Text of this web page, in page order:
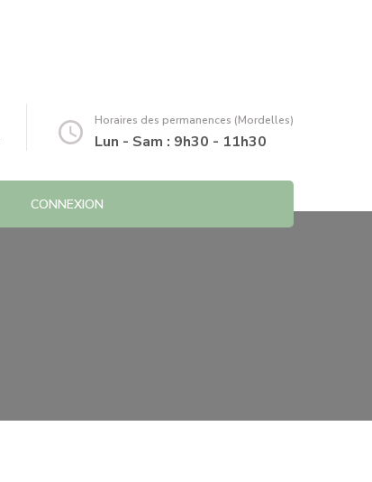
Horaires des permanences (Mordelles)
Lun - Sam : 9h30 - 11h30
CONNEXION